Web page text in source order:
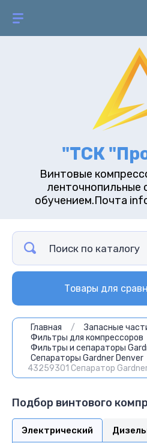
"ТСК
Винтовые
ленточнопильные
обучением.Почта
Товары для
Главная / Запасные
Фильтры для компрессоров
Фильтры и сепараторы
Сепараторы Gardner Denver
43259301 Сепаратор
Подбор винтового
Электрический